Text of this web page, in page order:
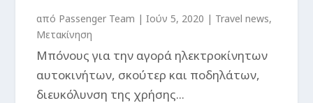
από Passenger Team |Ιούν 5, 2020 | Travel news,
Μετακίνηση
Μπόνους για την αγορά ηλεκτροκίνητων
αυτοκινήτων, σκούτερ και ποδηλάτων,
διευκόλυνση της χρήσης...